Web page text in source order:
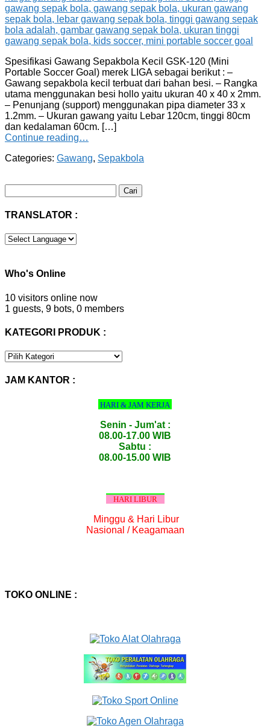
Spesifikasi Gawang Sepakbola Kecil GSK-120 (Mini
Portable Soccer Goal) merek LIGA sebagai berikut : –
Gawang sepakbola kecil terbuat dari bahan besi. – Rangka
utama menggunakan besi hollo yaitu ukuran 40 x 40 x 2mm.
– Penunjang (support) menggunakan pipa diameter 33 x
1.2mm. – Ukuran gawang yaitu Lebar 120cm, tinggi 80cm
dan kedalaman 60cm. […]
Continue reading…
Categories: Gawang, Sepakbola
untuk:
TRANSLATOR :
Who's Online
10 visitors online now
1 guests, 9 bots, 0 members
KATEGORI PRODUK :
KATEGORI
JAM KANTOR :
HARI & JAM KERJA
Senin - Jum'at :
08.00-17.00 WIB
Sabtu :
08.00-15.00 WIB
HARI LIBUR
Minggu & Hari Libur
Nasional / Keagamaan
TOKO ONLINE :